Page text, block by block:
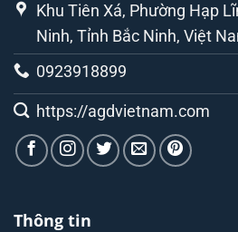
Khu Tiên Xá, Phường Hạp
Ninh, Tỉnh Bắc Ninh, Việt
0923918899
https://agdvietnam.com
Thông tin